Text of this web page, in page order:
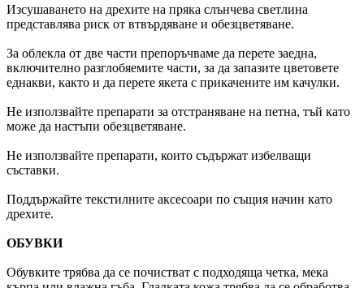
Изсушаването на дрехите на пряка слънчева светлина
представлява риск от втвърдяване и обезцветяване.
За облекла от две части препоръчваме да перете заедна,
включително разглобяемите части, за да запазите цветовете
еднакви, както и да перете якета с прикачените им качулки.
Не използвайте препарати за отстраняване на петна, тъй като
може да настъпи обезцветяване.
Не използвайте препарати, които съдържат избелващи
съставки.
Поддържайте текстилните аксесоари по същия начин като
дрехите.
ОБУВКИ
Обувките трябва да се почистват с подходяща четка, мека